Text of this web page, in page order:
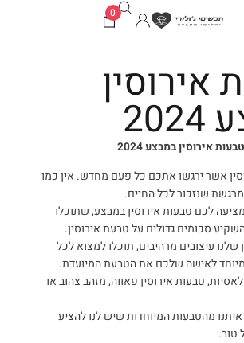
0
אירוסין
טבעות אירוסין במבצע 2024
אשר ירגשו אתכם כל פעם מחדש. אין כמו
שנזכור לכל החיים.
מציעה לכם טבעות אירוסין במבצע, שתוכלו
סכומים גדולים על טבעת אירוסין.
שלנו עיצובים מרהיבים, תוכלו למצוא לכל
לאישה שלכם את הטבעת המיועדת.
טבעות אירוסין פאווה, מזהב צהוב או
מהטבעות המיוחדות שיש לנו להציע
טוב.